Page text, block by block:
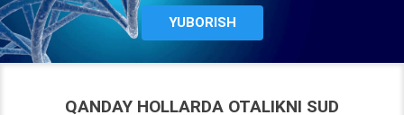
QANDAY HOLLARDA OTALIKNI SUD